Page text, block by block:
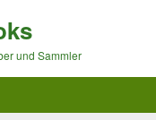
und Sammler